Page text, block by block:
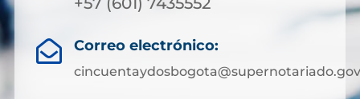
 Correo electrónico: